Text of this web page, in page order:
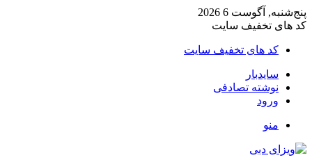
پنج‌شنبه, آگوست 6 2026
کد های تخفیف سایت
کد های تخفیف سایت
سایدبار
نوشته تصادفی
ورود
منو